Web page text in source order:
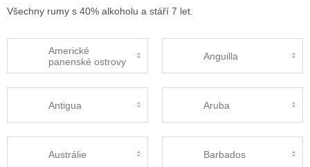
Všechny rumy s 40% alkoholu a stáří 7 let.
Americké
panenské ostrovy
Anguilla
Antigua Aruba
Austrálie Barbados